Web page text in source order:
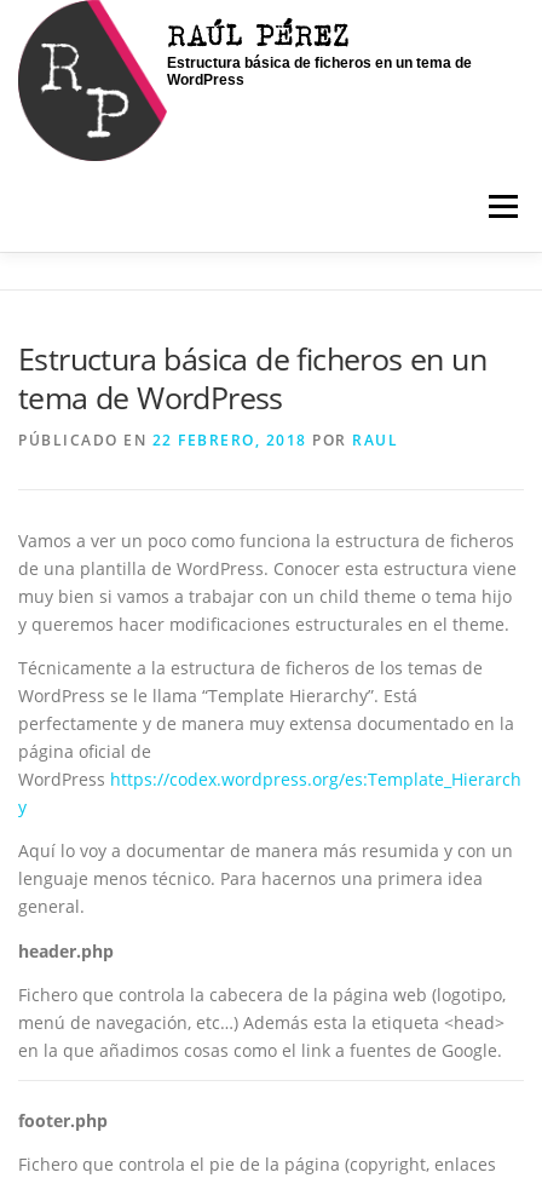
Saltar
contenido
RAÚL PÉREZ
Estructura básica de ficheros en un tema de
WordPress
Menú
PORTFOLIO CONTACTO
Estructura básica de ficheros en un
tema de WordPress
PÚBLICADO EN 22 FEBRERO, 2018 POR RAUL
Vamos a ver un poco como funciona la estructura de ficheros
de una plantilla de WordPress. Conocer esta estructura viene
muy bien si vamos a trabajar con un child theme o tema hijo
y queremos hacer modificaciones estructurales en el theme.
Técnicamente a la estructura de ficheros de los temas de
WordPress se le llama “Template Hierarchy”. Está
perfectamente y de manera muy extensa documentado en la
página oficial de
WordPress https://codex.wordpress.org/es:Template_Hierarch
y
Aquí lo voy a documentar de manera más resumida y con un
lenguaje menos técnico. Para hacernos una primera idea
general.
header.php
Fichero que controla la cabecera de la página web (logotipo,
menú de navegación, etc…) Además esta la etiqueta <head>
en la que añadimos cosas como el link a fuentes de Google.
footer.php
Fichero que controla el pie de la página (copyright, enlaces